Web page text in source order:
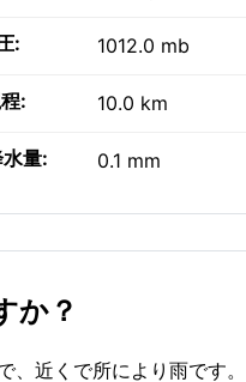
: 1012.0 mb
: 10.0 km
水量: 0.1 mm
か？
近くで所により雨です